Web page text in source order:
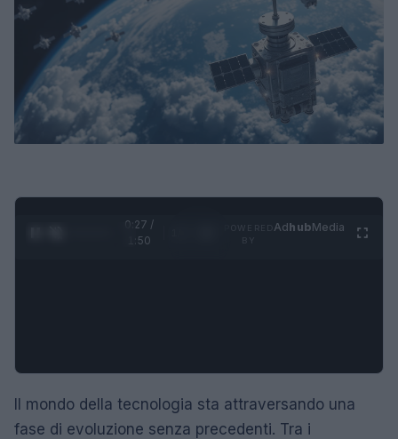
0:28 /
1:50
AdhubMedia
Il mondo della tecnologia sta attraversando una
fase di evoluzione senza precedenti. Tra i